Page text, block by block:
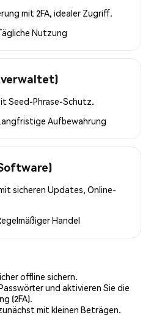
mit 2FA, idealer Zugriff.
Nutzung
Seed-Phrase-Schutz.
Aufbewahrung
sicheren Updates, Online-
Handel
offline sichern.
und aktivieren Sie die
(2FA).
mit kleinen Beträgen.